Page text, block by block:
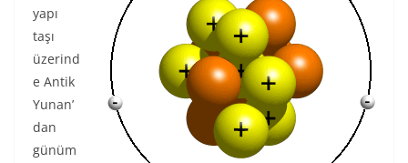
yapı
taşı
üzerind
e Antik
Yunan’
dan
günüm